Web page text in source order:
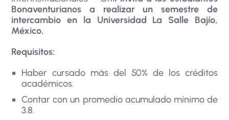
Bonaventurianos a realizar un semestre de
intercambio en la Universidad La Salle Bajío,
México.
Requisitos:
Haber cursado más del 50% de los créditos
académicos.
Contar con un promedio acumulado mínimo de
3.8.